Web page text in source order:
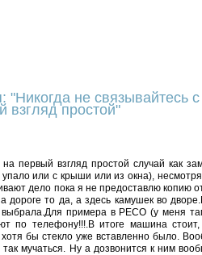
"Никогда не связывайтесь с
взгляд простой"
первый взгляд простой случай как
или с крыши или из окна),
дело пока я не предоставлю копию
то да, а здесь камушек во
выбрала.Для примера в РЕСО (у меня
по телефону!!!.В итоге машина стоит,
бы стекло уже вставленно было.
мучаться. Ну а дозвонится к ним